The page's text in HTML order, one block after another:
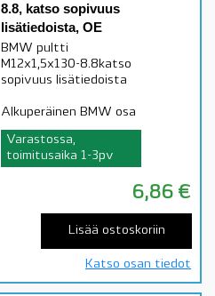
8.8, katso sopivuus
lisätiedoista, OE
BMW pultti
M12x1,5x130-8.8katso
sopivuus lisätiedoista
Alkuperäinen BMW osa
Varastossa,
toimitusaika 1-3pv
6,86 €
Lisää ostoskoriin
Katso osan tiedot